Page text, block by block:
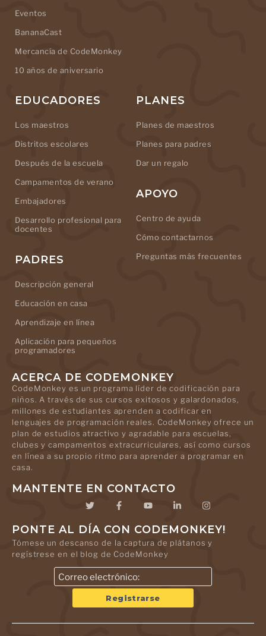
Eventos
BananaCast
Mercancía de CodeMonkey
10 años de aniversario
EDUCADORES
Los maestros
Distritos escolares
Después de la escuela
Campamentos de verano
Embajadores
Desarrollo profesional para
docentes
PADRES
Descripción general
Educación en casa
Aprendizaje en línea
Aplicación para pequeños
programadores
PLANES
Planes de maestros
Planes para padres
Dar un regalo
APOYO
Centro de ayuda
Cómo contactarnos
Preguntas más frecuentes
ACERCA DE CODEMONKEY
CodeMonkey es un programa líder de codificación para
niños. A través de sus cursos exitosos y galardonados,
millones de estudiantes aprenden a codificar en
lenguajes de programación reales. CodeMonkey ofrece un
plan de estudios atractivo y agradable para escuelas,
clubes y campamentos extracurriculares, así como cursos
en línea a su propio ritmo para aprender a programar en
casa.
MANTENTE EN CONTACTO
PONTE AL DÍA CON CODEMONKEY!
Tómese un descanso de la captura de plátanos y
regístrese en el blog de CodeMonkey